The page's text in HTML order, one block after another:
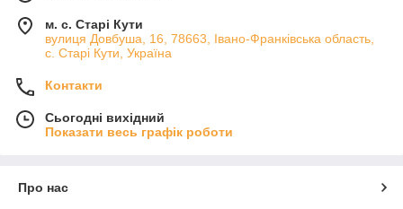
м. с. Старі Кути
вулиця Довбуша, 16, 78663, Івано-Франківська область,
с. Старі Кути, Україна
Контакти
Сьогодні вихідний
Показати весь графік роботи
Про нас